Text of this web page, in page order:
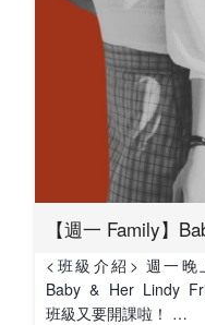
【週一 Family】
<班級介紹> 週一晚
Baby & Her Lindy
班級又要開課啦！ …